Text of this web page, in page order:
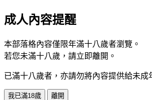
成人內容提醒
本部落格內容僅限年滿十八歲者瀏覽。
若您未滿十八歲，請立即離開。
已滿十八歲者，亦請勿將內容提供給未成
我已滿18歲 離開